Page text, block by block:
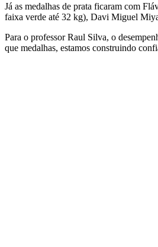
Já as medalhas de prata ficaram com
faixa verde até 32 kg), Davi Miguel
Para o professor Raul Silva, o
que medalhas, estamos construindo